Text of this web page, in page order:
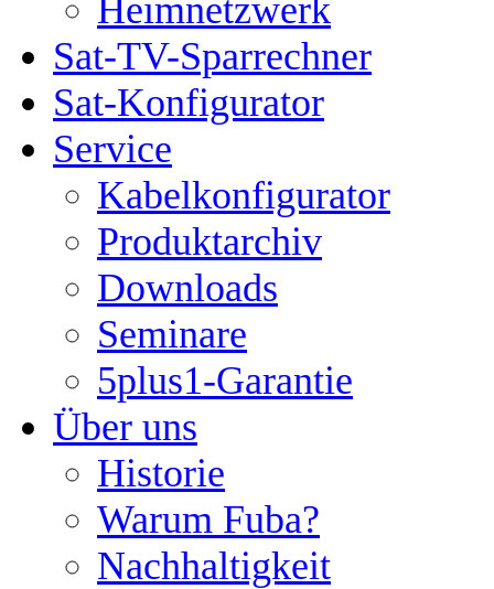
Heimnetzwerk
Sat-TV-Sparrechner
Sat-Konfigurator
Service
Kabelkonfigurator
Produktarchiv
Downloads
Seminare
5plus1-Garantie
Über uns
Historie
Warum Fuba?
Nachhaltigkeit